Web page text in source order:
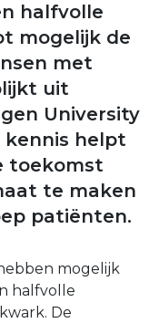
halfvolle
mogelijk de
met
uit
University
kennis helpt
toekomst
te maken
patiënten.
mogelijk
halfvolle
De